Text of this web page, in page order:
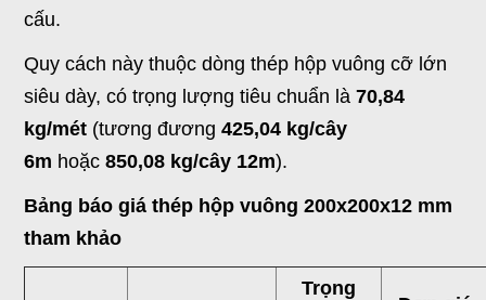
cấu.
Quy cách này thuộc dòng thép hộp vuông cỡ lớn
siêu dày, có trọng lượng tiêu chuẩn là 70,84
kg/mét (tương đương 425,04 kg/cây
6m hoặc 850,08 kg/cây 12m).
Bảng báo giá thép hộp vuông 200x200x12 mm
tham khảo
Trọng